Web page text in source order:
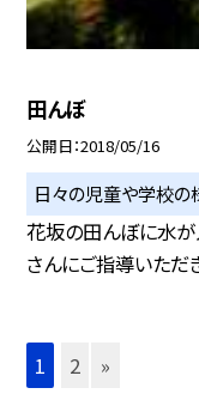
田んぼ
公開日 2018/05/16
日々の児童や学校の
花坂の田んぼに水が
さんにご指導いただ
1 2 »